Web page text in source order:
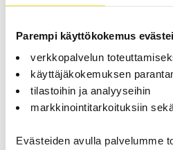
Parempi käyttökokemus
verkkopalvelun
käyttäjäkokemuksen
tilastoihin ja analyyseihin
markkinointitarkoituksiin
Evästeiden avulla palvelumme